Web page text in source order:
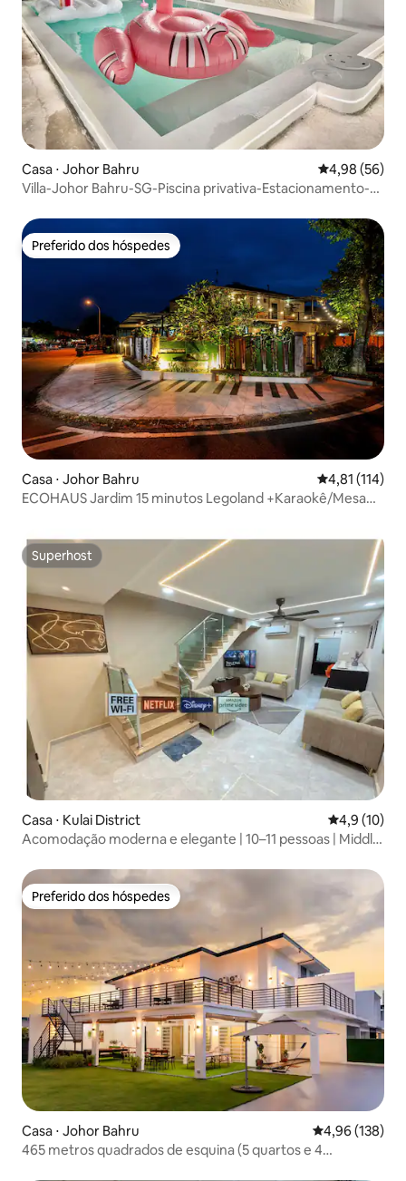
Casa ⋅ Johor Bahru 4,98 de uma
4,98 (56)
Villa-Johor Bahru-SG-Piscina privativa-Estacionamento-
Preferido dos hóspedes
Preferido dos hóspedes
Casa ⋅ Johor Bahru 4,81 de uma
4,81 (114)
ECOHAUS Jardim 15 minutos Legoland +Karaokê/Mesa
Superhost
Superhost
Casa ⋅ Kulai District 4,9 de uma
4,9 (10)
Acomodação moderna e elegante | 10–11 pessoas | Middle
Preferido dos hóspedes
Preferido dos hóspedes
Casa ⋅ Johor Bahru 4,96 de uma
4,96 (138)
465 metros quadrados de esquina (5 quartos e 4